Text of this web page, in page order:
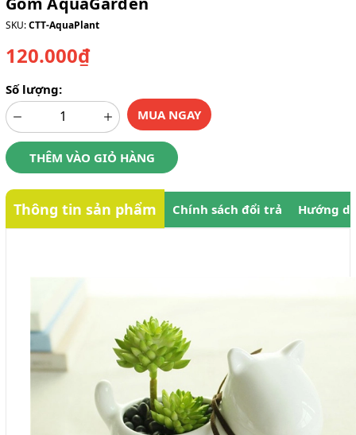
SKU:CTT-AquaPlant
120.000₫
Số lượng:
MUA NGAY
THÊM VÀO GIỎ HÀNG
Thông tin sản phẩm Chính sách đổi trả Hướng